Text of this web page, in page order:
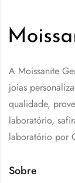
A Moissanite
joias
qualidade,
laboratório,
laboratório por
Sobre